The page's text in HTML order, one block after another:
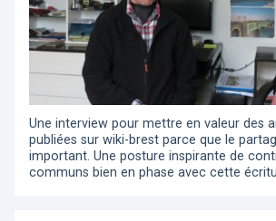
Une interview pour mettre en valeur des
publiées sur wiki-brest parce que le
important. Une posture inspirante de
communs bien en phase avec cette